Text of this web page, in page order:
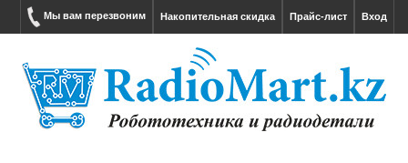
Вход
Прайс-лист
Накопительная скидка
Мы вам перезвоним